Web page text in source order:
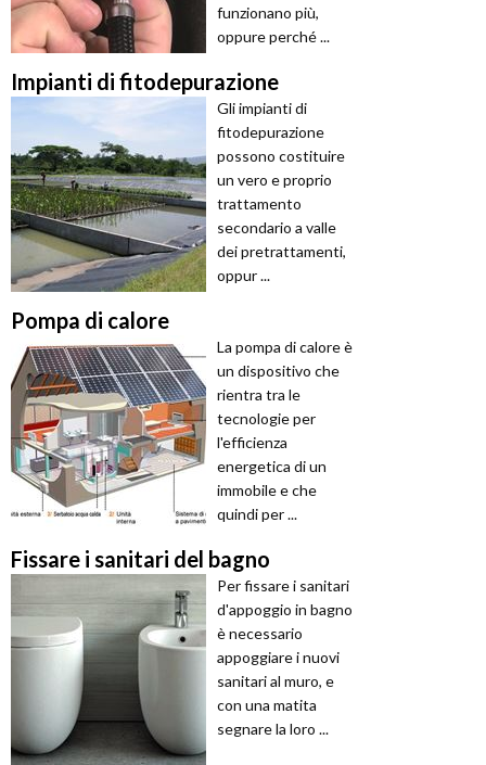
funzionano più,
oppure perché ...
Impianti di fitodepurazione
Gli impianti di
fitodepurazione
possono costituire
un vero e proprio
trattamento
secondario a valle
dei pretrattamenti,
oppur ...
Pompa di calore
La pompa di calore è
un dispositivo che
rientra tra le
tecnologie per
l'efficienza
energetica di un
immobile e che
quindi per ...
Fissare i sanitari del bagno
Per fissare i sanitari
d'appoggio in bagno
è necessario
appoggiare i nuovi
sanitari al muro, e
con una matita
segnare la loro ...